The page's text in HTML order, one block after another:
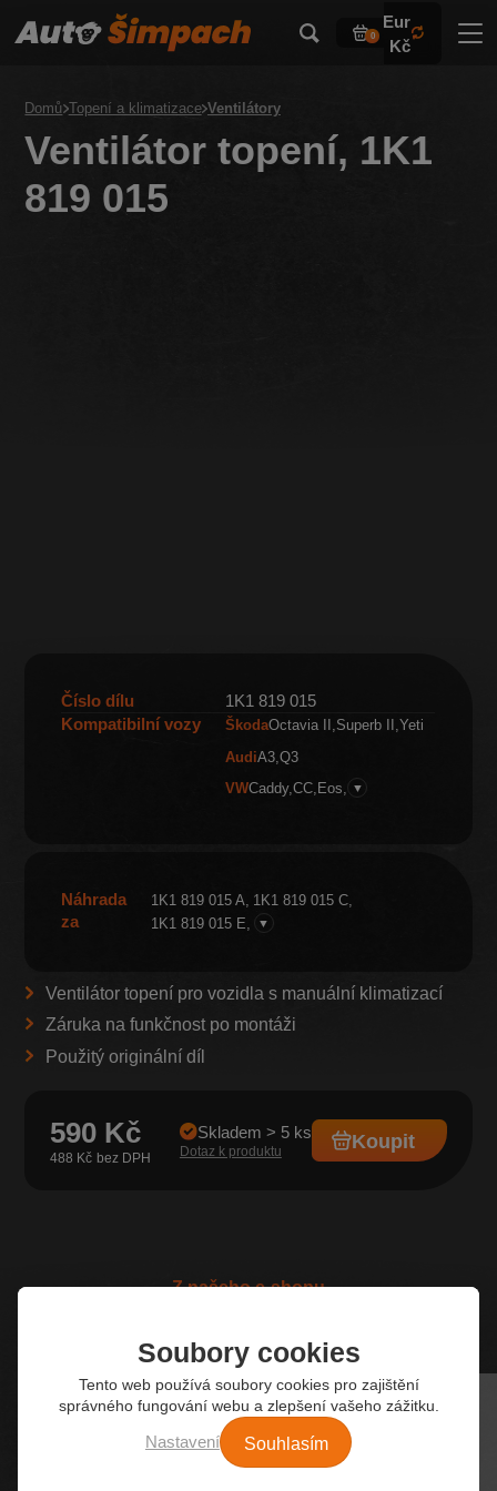
0
Eur
Kč
Domů Topení a klimatizace Ventilátory
Ventilátor topení, 1K1
819 015
Číslo dílu
1K1 819 015
Kompatibilní vozy
ŠkodaOctavia II Superb II
Yeti
AudiA3 Q3
VWCaddy CC Eos ▼
Náhrada
za
1K1 819 015 A 1K1 819 015 C
1K1 819 015 E
▼
Ventilátor topení pro vozidla s manuální klimatizací
Záruka na funkčnost po montáži
Použitý originální díl
590 Kč
488 Kč
Skladem > 5 ks
Dotaz k produktu Koupit
Z našeho e-shopu
Soubory cookies
Tento web používá soubory cookies pro zajištění
správného fungování webu a zlepšení vašeho zážitku.
Nastavení Souhlasím